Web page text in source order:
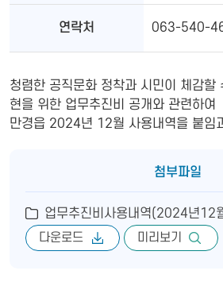
연락처 063-540-
청렴한 공직문화 정착과 시민이 체감할
현을 위한 업무추진비 공개와 관련하여
만경읍 2024년 12월 사용내역을 붙임
첨부파일
업무추진비사용내역(2024년
다운로드
미리보기